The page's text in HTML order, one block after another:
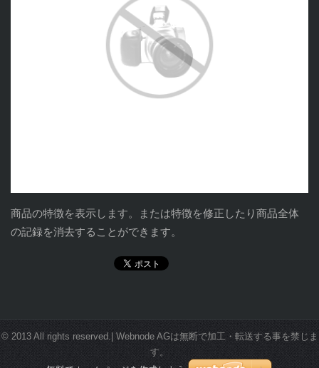
商品の特徴を表示します。または特徴を修正したり商品全体
の記録を消去することができます。
© 2013 All rights reserved.| Webnode AGは無断で加工・転送する事を禁じま
す。